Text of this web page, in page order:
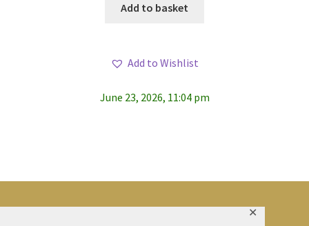
✕
Add to basket
Add to Wishlist
June 23, 2026, 11:04 pm